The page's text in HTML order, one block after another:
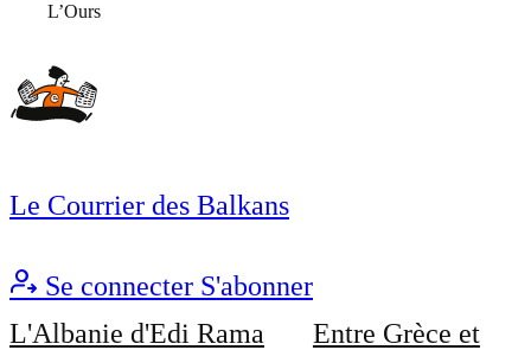
L’Ours
Le Courrier des Balkans
Se connecter S'abonner
L'Albanie d'Edi Rama
Entre Grèce et